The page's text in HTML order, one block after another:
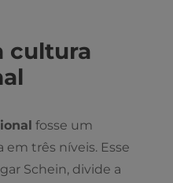
cultura
fosse um
em três níveis. Esse
Schein, divide a